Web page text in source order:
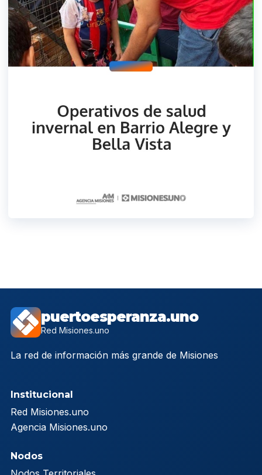
puertoesperanza.uno
Red Misiones.uno
La red de información más grande de Misiones
Institucional
Red Misiones.uno
Agencia Misiones.uno
Nodos